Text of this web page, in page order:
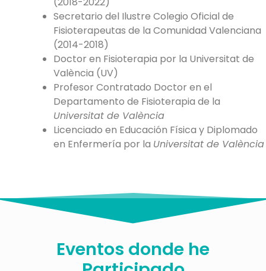
Secretario del Ilustre Colegio Oficial de
Fisioterapeutas de la Comunidad Valenciana
(2014-2018)
Doctor en Fisioterapia por la Universitat de
València (UV)
Profesor Contratado Doctor en el
Departamento de Fisioterapia de la
Universitat de València
Licenciado en Educación Física y Diplomado
en Enfermería por la Universitat de València
Eventos donde he